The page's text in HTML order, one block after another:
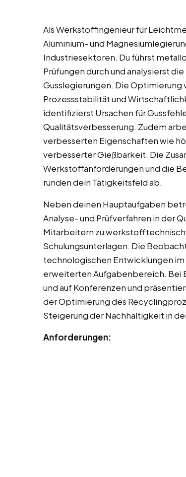
Als Werkstoffingenieur für
Aluminium- und
Industriesektoren. Du führst
Prüfungen durch und analysierst
Gusslegierungen. Die Optimierung
Prozessstabilität und
identifizierst Ursachen für
Qualitätsverbesserung. Zudem
verbesserten Eigenschaften wie
verbesserter Gießbarkeit. Die
Werkstoffanforderungen und die
runden dein Tätigkeitsfeld ab.
Neben deinen Hauptaufgaben
Analyse- und Prüfverfahren in der
Mitarbeitern zu
Schulungsunterlagen. Die
technologischen Entwicklungen
erweiterten Aufgabenbereich. Bei
und auf Konferenzen und
der Optimierung des
Steigerung der Nachhaltigkeit in
Anforderungen: